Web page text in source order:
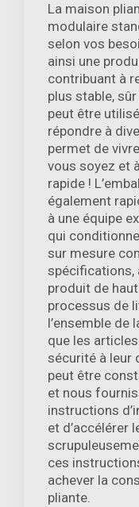
La maison
modulaire
selon vos
ainsi une
contribuant à
plus stable,
peut être
répondre à
permet de
vous soyez et
rapide !
également
à une équipe
qui
sur mesure
spécifications,
produit de
processus de
l’ensemble de
que les
sécurité à leur
peut être
et nous
instructions
et d’accélérer
ces
achever la
pliante.